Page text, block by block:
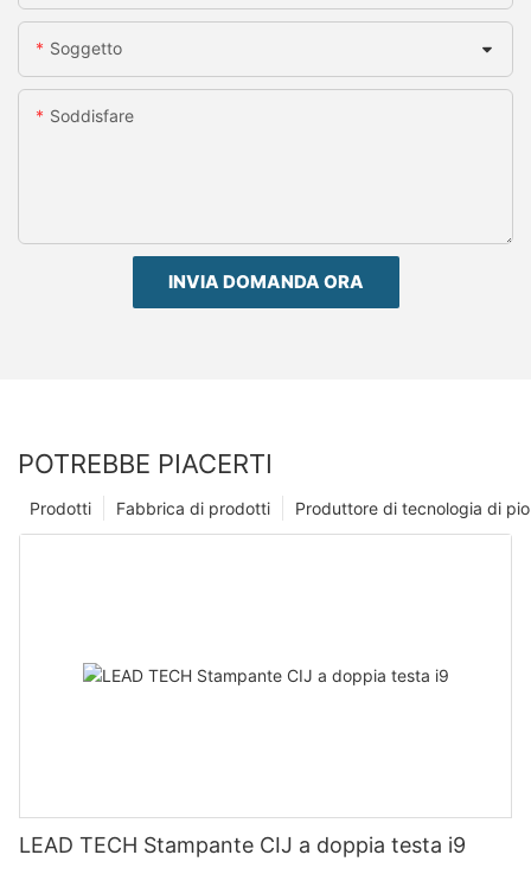
Soggetto
Soddisfare
INVIA DOMANDA ORA
POTREBBE PIACERTI
Produttore di tecnologia di
Fabbrica di prodotti
Prodotti
LEAD TECH Stampante CIJ a doppia testa i9